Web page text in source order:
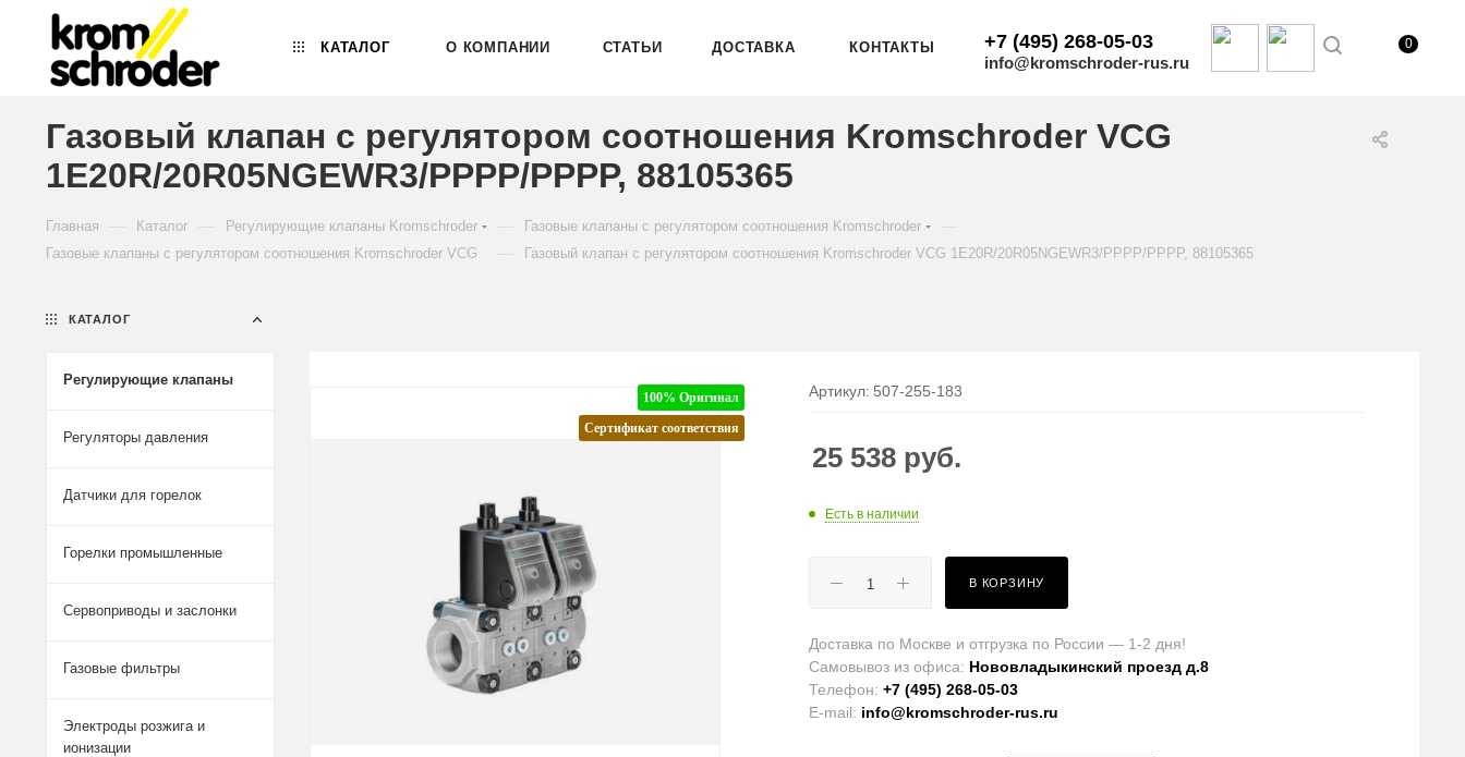
КАТАЛОГ О КОМПАНИИ СТАТЬИ ДОСТАВКА КОНТАКТЫ +7 (495) 268-05-03
info@kromschroder-rus.ru
0
Газовый клапан с регулятором соотношения Kromschroder VCG
1E20R/20R05NGEWR3/PPPP/PPPP, 88105365
Главная Каталог Регулирующие клапаны Kromschroder Газовые клапаны с регулятором соотношения Kromschroder
Газовые клапаны с регулятором соотношения Kromschroder VCG Газовый клапан с регулятором соотношения Kromschroder VCG 1E20R/20R05NGEWR3/PPPP/PPPP, 88105365
100% Оригинал
Сертификат соответствия
Артикул: 507-255-183
25 538 руб.
Есть в наличии
В КОРЗИНУ
Доставка по Москве и отгрузка по России — 1-2 дня!
Самовывоз из офиса: Нововладыкинский проезд д.8
Телефон:+7 (495) 268-05-03
E-mail: info@kromschroder-rus.ru
КАТАЛОГ
Регулирующие клапаны
Регуляторы давления
Датчики для горелок
Горелки промышленные
Сервоприводы и заслонки
Газовые фильтры
Электроды розжига и
ионизации